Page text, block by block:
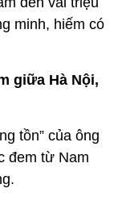
minh, hiếm có
giữa Hà Nội,
tồn” của ông
đem từ Nam